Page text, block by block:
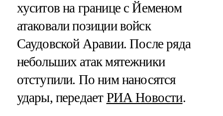
хуситов на границе с Йеменом
атаковали позиции войск
Саудовской Аравии. После ряда
небольших атак мятежники
отступили. По ним наносятся
удары, передает РИА Новости.